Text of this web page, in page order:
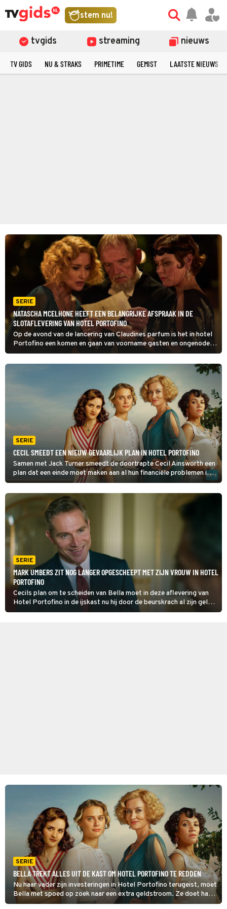
stem nu!
tvgids streaming nieuws
TV GIDS NU & STRAKS PRIMETIME GEMIST LAATSTE NIEUWS
SERIE
NATASCHA MCELHONE HEEFT EEN BELANGRIJKE AFSPRAAK IN DE
SLOTAFLEVERING VAN HOTEL PORTOFINO
Op de avond van de lancering van Claudines parfum is het in hotel
Portofino een komen en gaan van voorname gasten en ongenode
bezoekers. In deze laatste aflevering van Hotel Portofino zorgt
het snode plan van Cecil voor veel commotie.
SERIE
CECIL SMEEDT EEN NIEUW GEVAARLIJK PLAN IN HOTEL PORTOFINO
Samen met Jack Turner smeedt de doortrapte Cecil Ainsworth een
plan dat een einde moet maken aan al hun financiële problemen in
Hotel Portofino. Het zou de mannen heel goed uitkomen als
politicus Vincenzo Danioni uit de weg werd geruimd.
SERIE
MARK UMBERS ZIT NOG LANGER OPGESCHEEPT MET ZIJN VROUW IN HOTEL
PORTOFINO
Cecils plan om te scheiden van Bella moet in deze aflevering van
Hotel Portofino in de ijskast nu hij door de beurskrach al zijn geld
kwijt is. Tot overmaat van ramp komt Danioni zijn lening opeisen en
SERIE
BELLA TREKT ALLES UIT DE KAST OM HOTEL PORTOFINO TE REDDEN
Nu haar vader zijn investeringen in Hotel Portofino terugeist, moet
Bella met spoed op zoek naar een extra geldstroom. Ze doet haar
vriendin Claudine het voorstel om samen een lijn met